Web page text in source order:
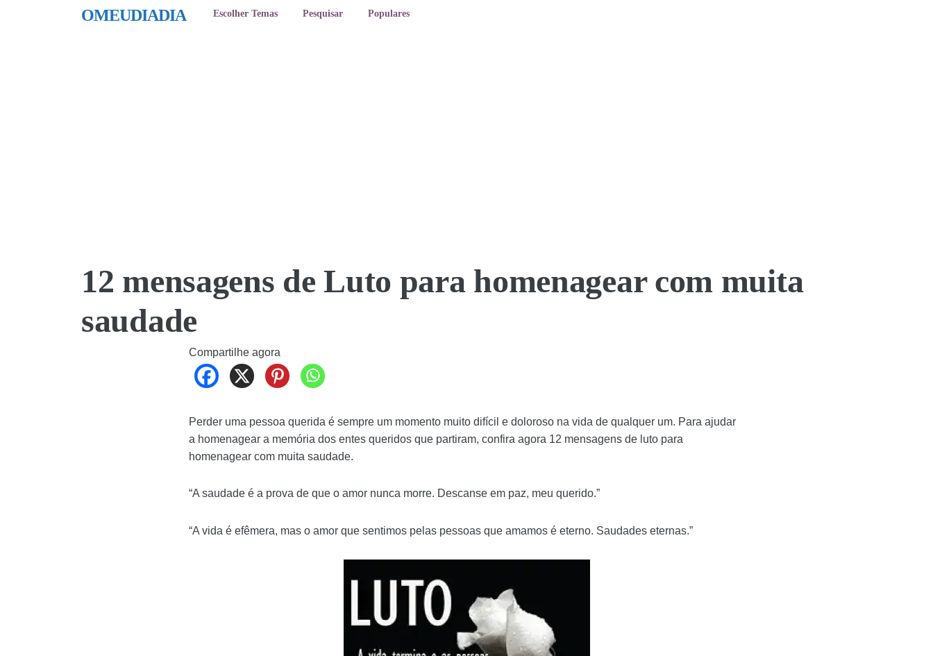
OMEUDIADIA Escolher Temas Pesquisar Populares
12 mensagens de Luto para homenagear com muita
saudade
Compartilhe agora
Perder uma pessoa querida é sempre um momento muito difícil e doloroso na vida de qualquer um. Para ajudar
a homenagear a memória dos entes queridos que partiram, confira agora 12 mensagens de luto para
homenagear com muita saudade.
“A saudade é a prova de que o amor nunca morre. Descanse em paz, meu querido.”
“A vida é efêmera, mas o amor que sentimos pelas pessoas que amamos é eterno. Saudades eternas.”